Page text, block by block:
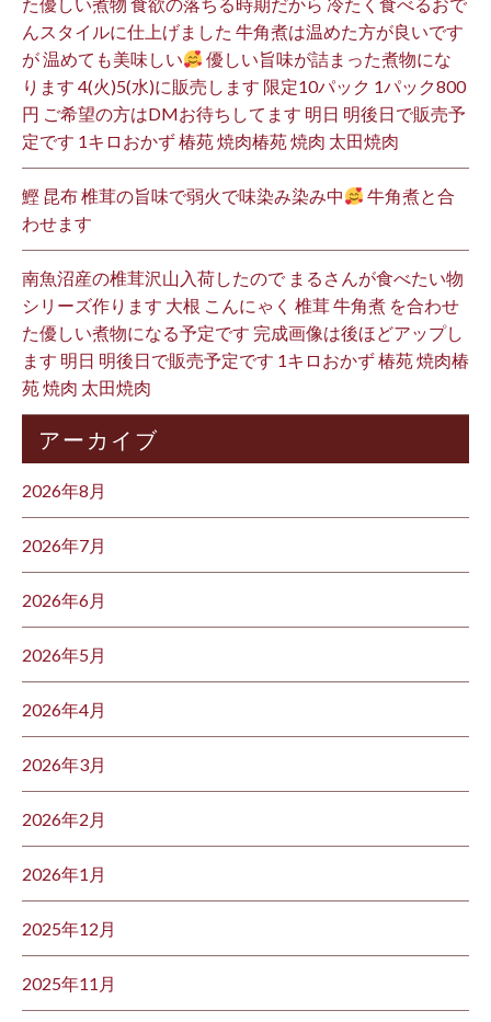
んスタイルに仕上げました 牛角煮は温めた方が良いです
が 温めても美味しい
優しい旨味が詰まった煮物にな
ります 4(火)5(水)に販売します 限定10パック 1パック800
円 ご希望の方はDMお待ちしてます 明日 明後日で販売予
定です 1キロおかず 椿苑 焼肉椿苑 焼肉 太田焼肉
鰹 昆布 椎茸の旨味で弱火で味染み染み中
牛角煮と合
わせます
南魚沼産の椎茸沢山入荷したので まるさんが食べたい物
シリーズ作ります 大根 こんにゃく 椎茸 牛角煮 を合わせ
た優しい煮物になる予定です 完成画像は後ほどアップし
ます 明日 明後日で販売予定です 1キロおかず 椿苑 焼肉椿
苑 焼肉 太田焼肉
アーカイブ
2026年8月
2026年7月
2026年6月
2026年5月
2026年4月
2026年3月
2026年2月
2026年1月
2025年12月
2025年11月